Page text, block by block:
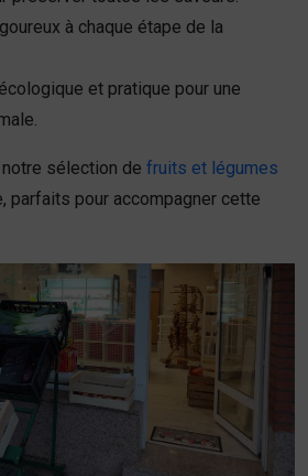
à chaque étape de la
et pratique pour une
sélection de fruits et légumes
parfaits pour accompagner cette